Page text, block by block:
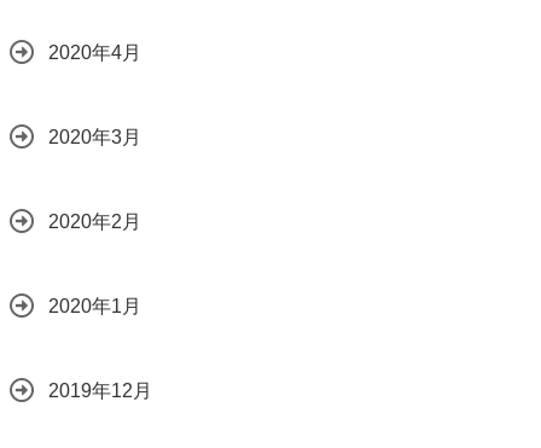
2020年4月
2020年3月
2020年2月
2020年1月
2019年12月